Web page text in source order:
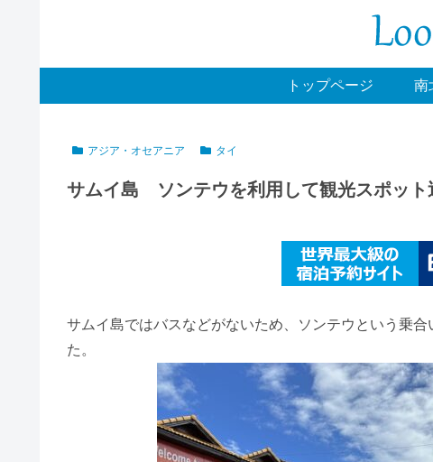
トップページ 南
アジア・オセアニア タイ
サムイ島 ソンテウを利用して観光スポット
サムイ島ではバスなどがないため、ソンテウという乗
た。